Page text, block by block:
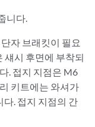
니다.
자 브래킷이 필요
섀시 후면에 부착되
. 접지 지점은 M6
키트에는 와셔가
. 접지 지점의 간